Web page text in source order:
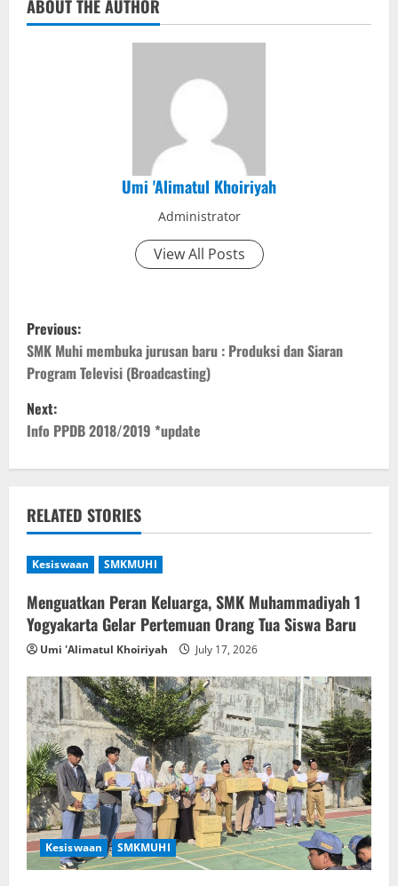
ABOUT THE AUTHOR
Umi 'Alimatul Khoiriyah
Administrator
View All Posts
P
o
s
t
n
a
v
i
g
a
t
i
o
n
Previous:
SMK Muhi membuka jurusan baru : Produksi dan Siaran
Program Televisi (Broadcasting)
Next:
Info PPDB 2018/2019 *update
RELATED STORIES
Kesiswaan SMKMUHI
Menguatkan Peran Keluarga, SMK Muhammadiyah 1
Yogyakarta Gelar Pertemuan Orang Tua Siswa Baru
Umi 'Alimatul Khoiriyah July 17, 2026
Kesiswaan SMKMUHI